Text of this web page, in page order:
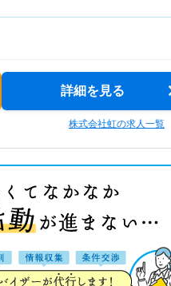
詳細を見る
株式会社虹の求人一覧